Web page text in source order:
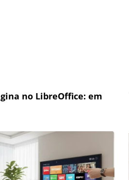
no LibreOffice: em